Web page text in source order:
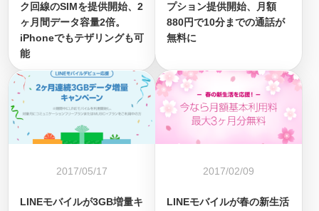
ク回線のSIMを提供開始、2
ヶ月間データ容量2倍。
iPhoneでもテザリングも可
能
プション提供開始、月額
880円で10分までの通話が
無料に
2017/05/17
LINEモバイルが3GB増量キ
2017/02/09
LINEモバイルが春の新生活